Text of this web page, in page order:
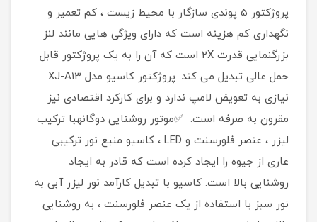
پروژکتور 5 پوندی سازگار با محیط زیست ، کم تعمیر و
نگهداری کم هزینه است که دارای ویژگی هایی مانند لنز
بزرگنمایی قدرت 2X است که آن را به یک پروژکتور قابل
حمل عالی تبدیل می کند. پروژکتور کاسیو مدل XJ-A13
نیازی به تعویض لامپ ندارد و برای کارکرد اقتصادی نیز
مقرون به صرفه است. ✅موتور روشنایی دوگانهبا ترکیب
لیزر ، عنصر فلورسنت و LED ، کاسیو منبع نور ترکیبی
عاری از جیوه را ایجاد کرده است که قادر به ایجاد
روشنایی بالا است. کاسیو با تبدیل کارآمد نور لیزر آبی به
نور سبز با استفاده از یک عنصر فلورسنت ، به روشنایی